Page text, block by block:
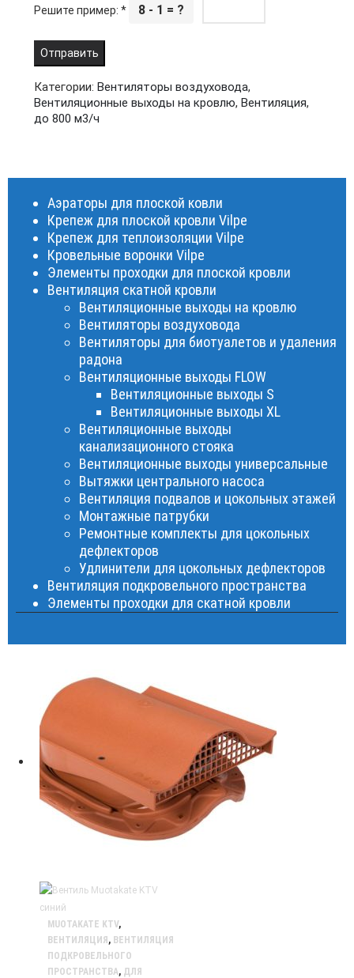
Решите пример: * 8 - 1 = ?
Категории: Вентиляторы воздуховода,
Вентиляционные выходы на кровлю, Вентиляция,
до 800 м3/ч
Аэраторы для плоской ковли
Крепеж для плоской кровли Vilpe
Крепеж для теплоизоляции Vilpe
Кровельные воронки Vilpe
Элементы проходки для плоской кровли
Вентиляция скатной кровли
Вентиляционные выходы на кровлю
Вентиляторы воздуховода
Вентиляторы для биотуалетов и удаления
радона
Вентиляционные выходы FLOW
Вентиляционные выходы S
Вентиляционные выходы XL
Вентиляционные выходы
канализационного стояка
Вентиляционные выходы универсальные
Вытяжки центрального насоса
Вентиляция подвалов и цокольных этажей
Монтажные патрубки
Ремонтные комплекты для цокольных
дефлекторов
Удлинители для цокольных дефлекторов
Вентиляция подкровельного пространства
Элементы проходки для скатной кровли
MUOTAKATE KTV,
ВЕНТИЛЯЦИЯ , ВЕНТИЛЯЦИЯ
ПОДКРОВЕЛЬНОГО
ПРОСТРАНСТВА, ДЛЯ